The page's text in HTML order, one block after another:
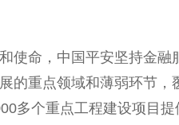
和使命 ， 中国平安坚持金融
的重点领域和薄弱环节
多个重点工程建设项目